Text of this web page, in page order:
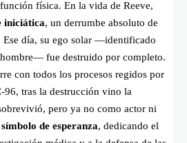
física. En la vida de Reeve,
iniciática, un derrumbe absoluto de
Ese día, su ego solar —identificado
fue destruido por completo.
con todos los procesos regidos por
tras la destrucción vino la
pero ya no como actor ni
símbolo de esperanza, dedicando el